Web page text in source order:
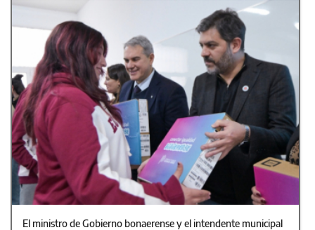
El ministro de Gobierno bonaerense y el intendente municipal